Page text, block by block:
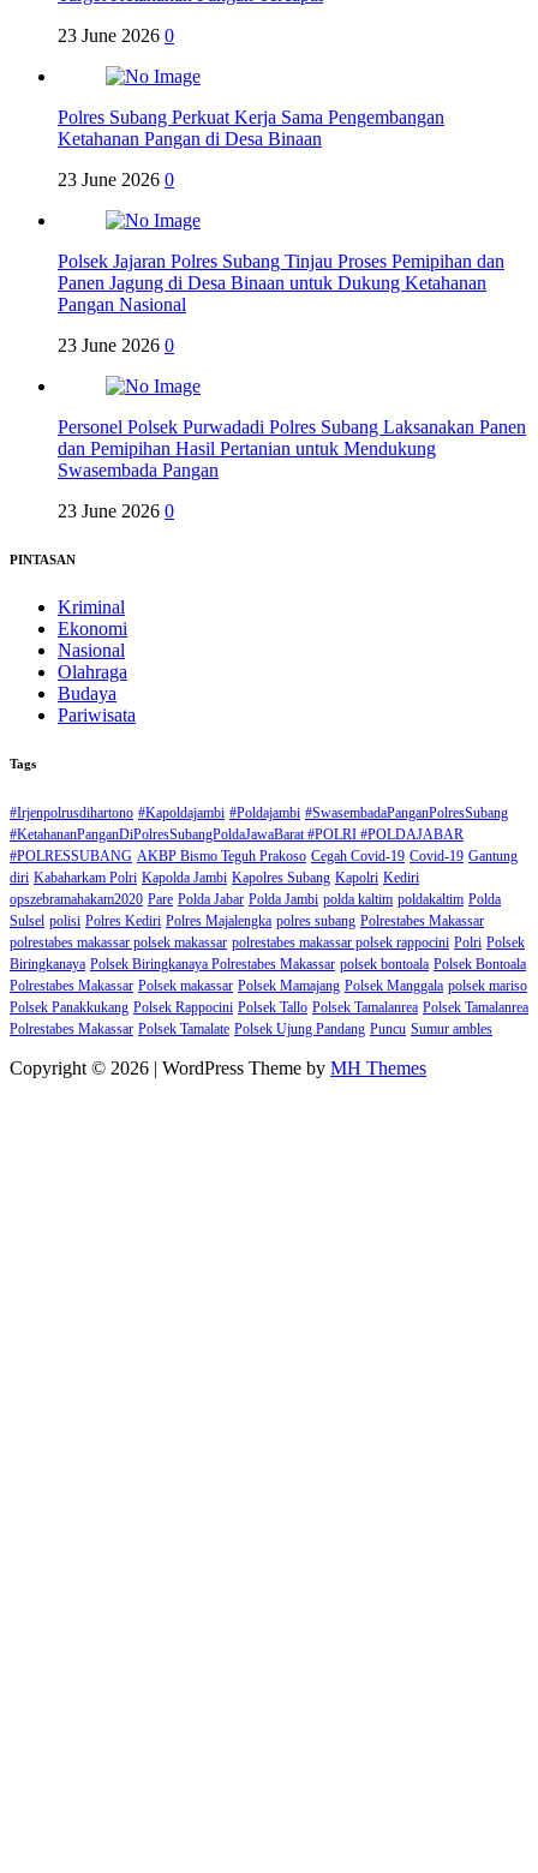
23 June 2026 0
Polres Subang Perkuat Kerja Sama Pengembangan
Ketahanan Pangan di Desa Binaan
23 June 2026 0
Polsek Jajaran Polres Subang Tinjau Proses Pemipihan dan
Panen Jagung di Desa Binaan untuk Dukung Ketahanan
Pangan Nasional
23 June 2026 0
Personel Polsek Purwadadi Polres Subang Laksanakan Panen
dan Pemipihan Hasil Pertanian untuk Mendukung
Swasembada Pangan
23 June 2026 0
PINTASAN
Kriminal
Ekonomi
Nasional
Olahraga
Budaya
Pariwisata
Tags
#Irjenpolrusdihartono #Kapoldajambi #Poldajambi #SwasembadaPanganPolresSubang
#KetahananPanganDiPolresSubangPoldaJawaBarat #POLRI #POLDAJABAR
#POLRESSUBANG AKBP Bismo Teguh Prakoso Cegah Covid-19 Covid-19 Gantung
diri Kabaharkam Polri Kapolda Jambi Kapolres Subang Kapolri Kediri
opszebramahakam2020 Pare Polda Jabar Polda Jambi polda kaltim poldakaltim Polda
Sulsel polisi Polres Kediri Polres Majalengka polres subang Polrestabes Makassar
polrestabes makassar polsek makassar polrestabes makassar polsek rappocini Polri Polsek
Biringkanaya Polsek Biringkanaya Polrestabes Makassar polsek bontoala Polsek Bontoala
Polrestabes Makassar Polsek makassar Polsek Mamajang Polsek Manggala polsek mariso
Polsek Panakkukang Polsek Rappocini Polsek Tallo Polsek Tamalanrea Polsek Tamalanrea
Polrestabes Makassar Polsek Tamalate Polsek Ujung Pandang Puncu Sumur ambles
Copyright © 2026 | WordPress Theme by MH Themes